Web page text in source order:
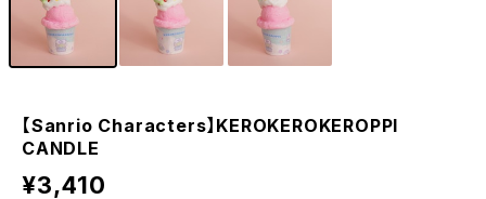
【Sanrio Characters】KEROKEROKEROPPI
CANDLE
¥3,410